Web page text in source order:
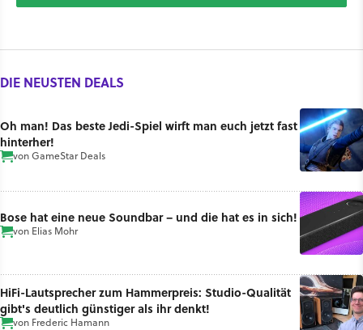
DIE NEUSTEN DEALS
Oh man! Das beste Jedi-Spiel wirft man euch jetzt fast
hinterher!
vonGameStar Deals
Bose hat eine neue Soundbar – und die hat es in sich!
von Elias Mohr
HiFi-Lautsprecher zum Hammerpreis: Studio-Qualität
gibt's deutlich günstiger als ihr denkt!
von Frederic Hamann